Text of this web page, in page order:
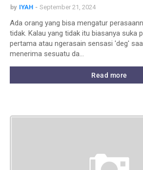
by IYAH September 21, 2024
Ada orang yang bisa mengatur
tidak. Kalau yang tidak itu biasanya suka
pertama atau ngerasain sensasi 'deg'
menerima sesuatu da…
Read more